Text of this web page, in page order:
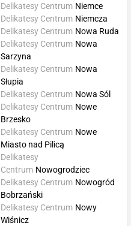
Delikatesy Centrum Niemce
Delikatesy Centrum Niemcza
Delikatesy Centrum Nowa Ruda
Delikatesy Centrum Nowa
Sarzyna
Delikatesy Centrum Nowa
Słupia
Delikatesy Centrum Nowa Sól
Delikatesy Centrum Nowe
Brzesko
Delikatesy Centrum Nowe
Miasto nad Pilicą
Delikatesy
Centrum Nowogrodziec
Delikatesy Centrum Nowogród
Bobrzański
Delikatesy Centrum Nowy
Wiśnicz